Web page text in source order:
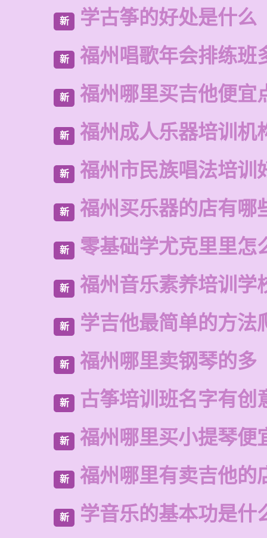
新 学古筝的好处是什么
新 福州唱歌年会排练班
新 福州哪里买吉他便宜
新 福州成人乐器培训机
新 福州市民族唱法培训
新 福州买乐器的店有哪
新 零基础学尤克里里怎
新 福州音乐素养培训学
新 学吉他最简单的方法
新 福州哪里卖钢琴的多
新 古筝培训班名字有创
新 福州哪里买小提琴便
新 福州哪里有卖吉他的
新 学音乐的基本功是什